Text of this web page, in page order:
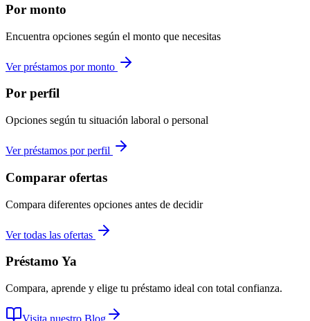
Por monto
Encuentra opciones según el monto que necesitas
Ver préstamos por monto
Por perfil
Opciones según tu situación laboral o personal
Ver préstamos por perfil
Comparar ofertas
Compara diferentes opciones antes de decidir
Ver todas las ofertas
Préstamo Ya
Compara, aprende y elige tu préstamo ideal con total confianza.
Visita nuestro Blog